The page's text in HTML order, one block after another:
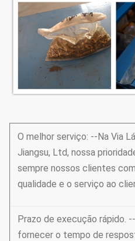
O melhor serviço: --Na Via
Jiangsu, Ltd, nossa
sempre nossos clientes
qualidade e o serviço ao
Prazo de execução rápido.
fornecer o tempo de